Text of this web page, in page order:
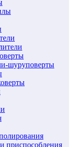
шуруповерты
приспособления